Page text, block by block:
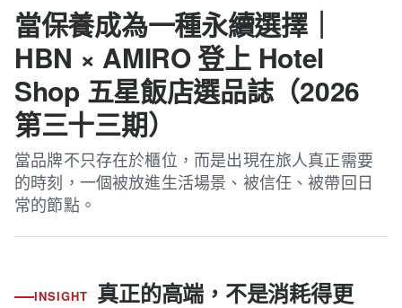
當保養成為一種永續選擇｜
HBN × AMIRO 登上 Hotel
Shop 五星飯店選品誌（2026
第三十三期）
當品牌不只存在於櫃位，而是出現在旅人真正需要
的時刻，一個被放進生活場景、被信任、被帶回日
常的節點。
INSIGHT
真正的高端，不是消耗得更